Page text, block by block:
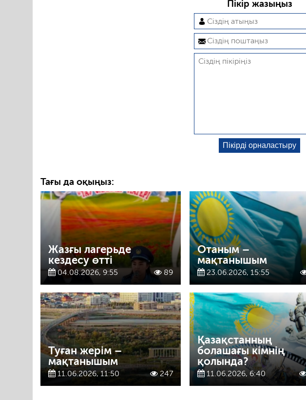
Пікір жазыңыз
Тағы да оқыңыз:
Жазғы лагерьде
кездесу өтті
04.08.2026, 9:55 89
Отаным –
мақтанышым
23.06.2026, 15:55
Туған жерім –
мақтанышым
11.06.2026, 11:50 247
Қазақстанның
болашағы кімнің
қолында?
11.06.2026, 6:40